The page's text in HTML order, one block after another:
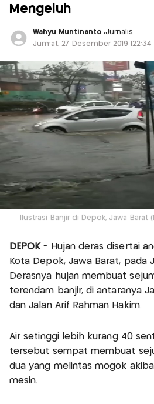
Mengeluh
Wahyu Muntinanto ,Jurnalis
Jum'at, 27 Desember 2019 |22:34
Ilustrasi Banjir di Depok, Jawa Barat
DEPOK- Hujan deras disertai
Kota Depok, Jawa Barat, pada
Derasnya hujan membuat
terendam banjir, di antaranya
dan Jalan Arif Rahman Hakim.
Air setinggi lebih kurang 40
tersebut sempat membuat
dua yang melintas mogok
mesin.